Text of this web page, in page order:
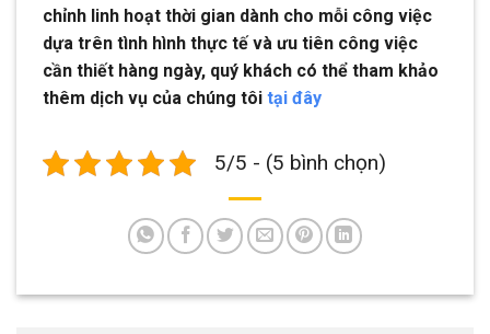
chỉnh linh hoạt thời gian dành cho mỗi công việc
dựa trên tình hình thực tế và ưu tiên công việc
cần thiết hàng ngày, quý khách có thể tham khảo
thêm dịch vụ của chúng tôi tại đây
5/5 - (5 bình chọn)